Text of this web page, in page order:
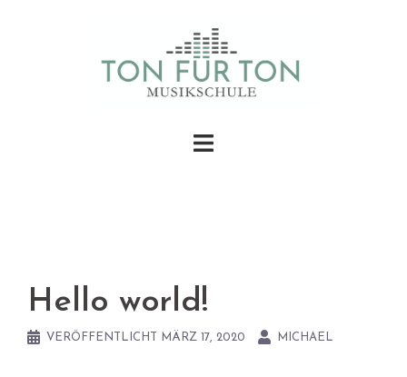
Hello world!
VERÖFFENTLICHT MÄRZ 17, 2020 MICHAEL